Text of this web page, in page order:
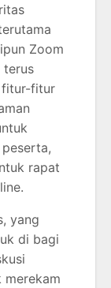
Zoom
terus
fitur-fitur
rapat
yang
di bagi
merekam